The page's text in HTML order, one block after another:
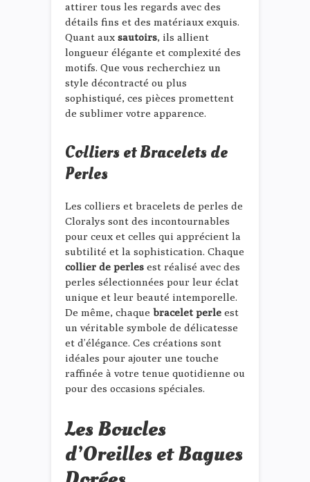
attirer tous les regards avec des
détails fins et des matériaux exquis.
Quant aux sautoirs, ils allient
longueur élégante et complexité des
motifs. Que vous recherchiez un
style décontracté ou plus
sophistiqué, ces pièces promettent
de sublimer votre apparence.
Colliers et Bracelets de
Perles
Les colliers et bracelets de perles de
Cloralys sont des incontournables
pour ceux et celles qui apprécient la
subtilité et la sophistication. Chaque
collier de perles est réalisé avec des
perles sélectionnées pour leur éclat
unique et leur beauté intemporelle.
De même, chaque bracelet perle est
un véritable symbole de délicatesse
et d’élégance. Ces créations sont
idéales pour ajouter une touche
raffinée à votre tenue quotidienne ou
pour des occasions spéciales.
Les Boucles
d’Oreilles et Bagues